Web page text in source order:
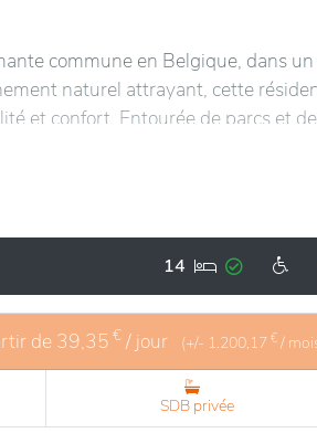
commune en Belgique, dans
naturel attrayant, cette
et confort. Entourée de parcs et de
extérieurs sereins tout en étant à
de qualité, offrant un confort
favoriser la convivialité et la
bien-être quotidien. En outre, la
intérêts des résidents, contribuant
14
de 39,35 € / jour (+/- 1.200,17 € /
SDB privée